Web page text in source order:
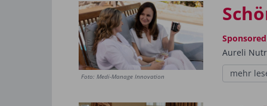
Foto: Medi-Manage Innovation
Aureli
mehr